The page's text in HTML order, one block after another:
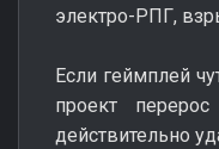
электро-РПГ,
Если геймплей
проект
действительно